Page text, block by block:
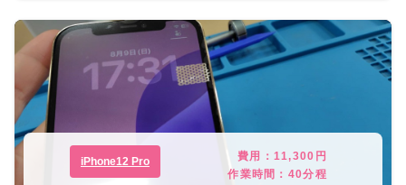
iPhone12 Pro 費用： 11,300 円
作業時間： 40分程